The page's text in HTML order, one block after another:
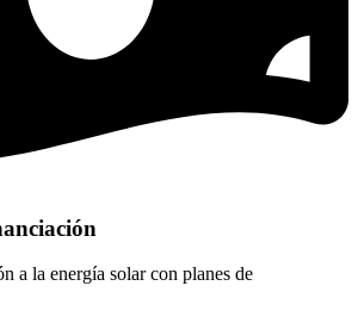
a la energía solar con planes de